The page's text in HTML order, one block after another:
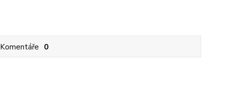
Komentáře 0